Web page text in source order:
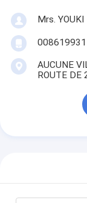
Mrs. YOUKI
AUCUNE
ROUTE DE